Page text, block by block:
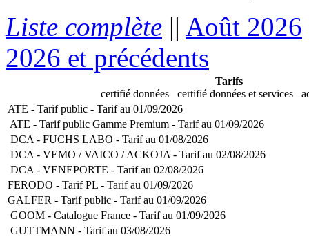
Liste complète || Août 2026
2026 et précédents
Tarifs
certifié données
certifié données et services
ATE - Tarif public - Tarif au 01/09/2026
ATE - Tarif public Gamme Premium - Tarif au 01/09/2026
DCA - FUCHS LABO - Tarif au 01/08/2026
DCA - VEMO / VAICO / ACKOJA - Tarif au 02/08/2026
DCA - VENEPORTE - Tarif au 02/08/2026
FERODO - Tarif PL - Tarif au 01/09/2026
GALFER - Tarif public - Tarif au 01/09/2026
GOOM - Catalogue France - Tarif au 01/09/2026
GUTTMANN - Tarif au 03/08/2026